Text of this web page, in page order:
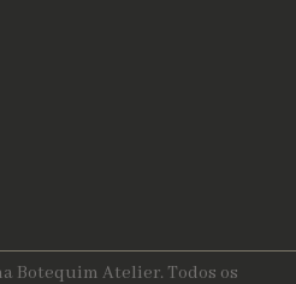
Botequim Atelier. Todos os